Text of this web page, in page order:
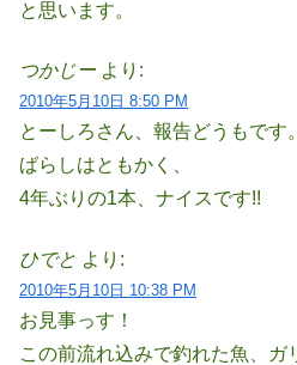
と思います。
つかじー より:
2010年5月10日 8:50 PM
とーしろさん、報告どうもです。
ばらしはともかく、
4年ぶりの1本、ナイスです!!
ひでと より:
2010年5月10日 10:38 PM
お見事っす！
この前流れ込みで釣れた魚、ガ